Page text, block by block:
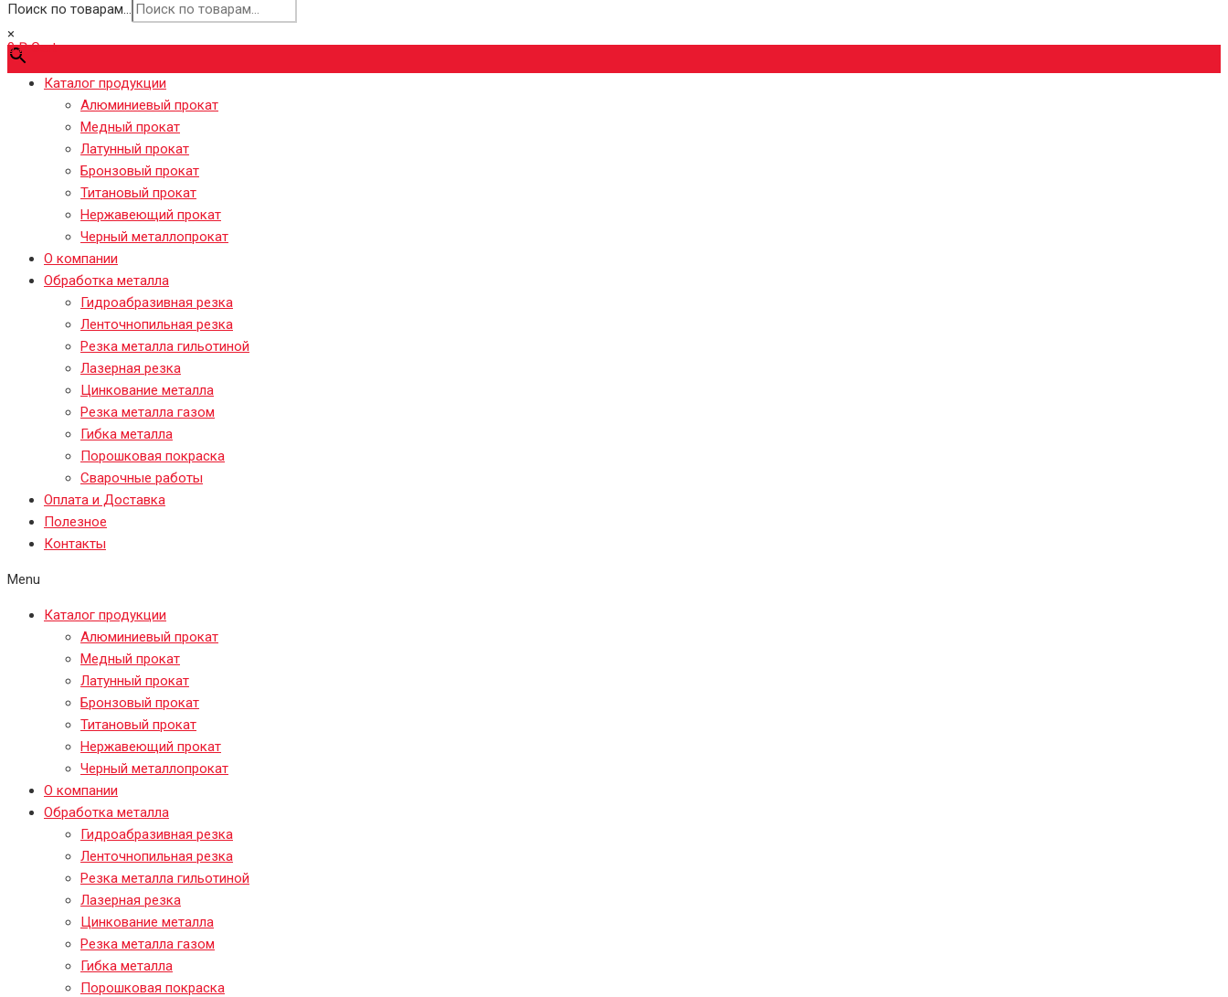
Поиск по товарам...
×
0₽ Cart
Каталог продукции
Алюминиевый прокат
Медный прокат
Латунный прокат
Бронзовый прокат
Титановый прокат
Нержавеющий прокат
Черный металлопрокат
О компании
Обработка металла
Гидроабразивная резка
Ленточнопильная резка
Резка металла гильотиной
Лазерная резка
Цинкование металла
Резка металла газом
Гибка металла
Порошковая покраска
Сварочные работы
Оплата и Доставка
Полезное
Контакты
Menu
Каталог продукции
Алюминиевый прокат
Медный прокат
Латунный прокат
Бронзовый прокат
Титановый прокат
Нержавеющий прокат
Черный металлопрокат
О компании
Обработка металла
Гидроабразивная резка
Ленточнопильная резка
Резка металла гильотиной
Лазерная резка
Цинкование металла
Резка металла газом
Гибка металла
Порошковая покраска